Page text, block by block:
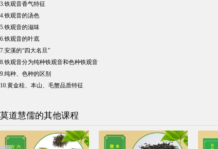
3.铁观音香气特征
4.铁观音的汤色
5.铁观音的滋味
6.铁观音的叶底
7.安溪的“四大名旦”
8.铁观音分为纯种铁观音和色种铁观音
9.纯种、色种的区别
10.黄金桂、本山、毛蟹品质特征
莫道慧儒的其他课程